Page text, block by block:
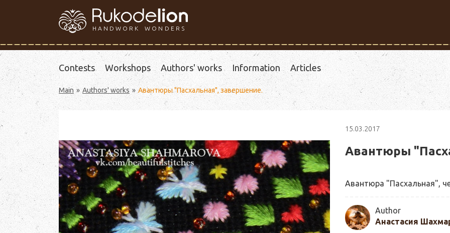
HANDWORK WONDERS
Contests Workshops Authors' works Information Articles
Main Authors' works Авантюры "Пасхальная", завершение.
15.03.2017
Авантюры
Авантюра "Пасхальная",
Author
Анастасия